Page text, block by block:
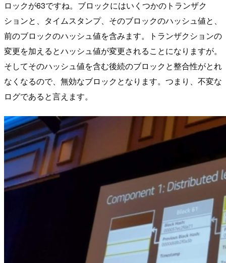
ロックが63ですね。ブロックにはいくつかのトランザク
ションと、タイムスタンプ、そのブロックのハッシュ値と、
前のブロックのハッシュ値を含みます。トランザクションの
変更を加えるとハッシュ値が変更されることになりますが。
そしてそのハッシュ値を含む後続のブロックと整合性がとれ
なくなるので、無効なブロックとなります。つまり、不変な
ログであると言えます。